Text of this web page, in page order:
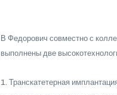
В Федорович совместно с
выполнены две
1. Транскатетерная